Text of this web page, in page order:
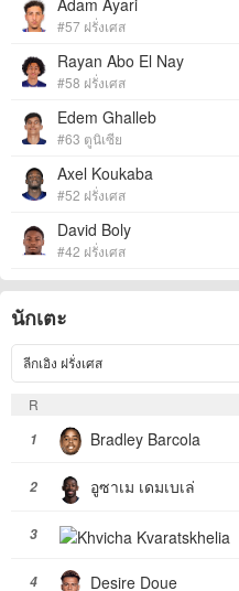
Adam Ayari
#57 ฝรั่งเศส
Rayan Abo El Nay
#58 ฝรั่งเศส
Edem Ghalleb
#63 ตูนิเซีย
Axel Koukaba
#52 ฝรั่งเศส
David Boly
#42 ฝรั่งเศส
นักเตะ
ลีกเอิง ฝรั่งเศส
R
1
Bradley Barcola
2 อูซาเม เดมเบเล่
3
4 Desire Doue